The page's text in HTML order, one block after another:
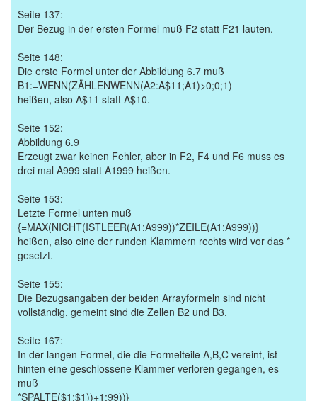
Seite 137:
Der Bezug in der ersten Formel muß F2 statt F21 lauten.
Seite 148:
Die erste Formel unter der Abbildung 6.7 muß
B1:=WENN(ZÄHLENWENN(A2:A$11;A1)>0;0;1)
heißen, also A$11 statt A$10.
Seite 152:
Abbildung 6.9
Erzeugt zwar keinen Fehler, aber in F2, F4 und F6 muss es
drei mal A999 statt A1999 heißen.
Seite 153:
Letzte Formel unten muß
{=MAX(NICHT(ISTLEER(A1:A999))*ZEILE(A1:A999))}
heißen, also eine der runden Klammern rechts wird vor das *
gesetzt.
Seite 155:
Die Bezugsangaben der beiden Arrayformeln sind nicht
vollständig, gemeint sind die Zellen B2 und B3.
Seite 167:
In der langen Formel, die die Formelteile A,B,C vereint, ist
hinten eine geschlossene Klammer verloren gegangen, es
muß
*SPALTE($1:$1))+1;99))}